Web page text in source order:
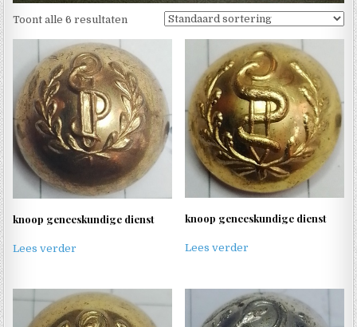
Toont alle 6 resultaten
knoop geneeskundige dienst
Lees verder
knoop geneeskundige dienst
Lees verder